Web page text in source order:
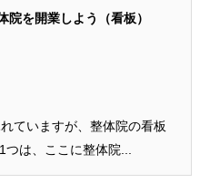
院を開業しよう（看板）
ていますが、整体院の看板
つは、ここに整体院...